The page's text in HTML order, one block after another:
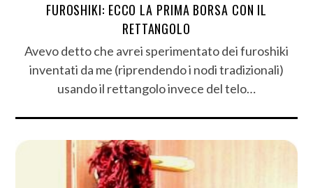
FUROSHIKI: ECCO LA PRIMA BORSA CON IL
RETTANGOLO
Avevo detto che avrei sperimentato dei furoshiki
inventati da me (riprendendo i nodi tradizionali)
usando il rettangolo invece del telo…